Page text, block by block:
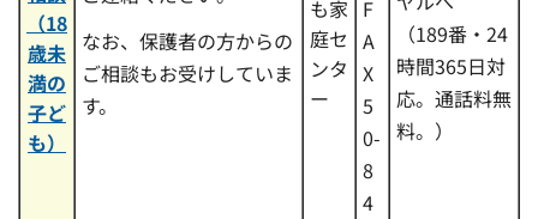
（18
歳未
満の
子ど
も）
なお、保護者の方からの
ご相談もお受けしていま
す。
も家
庭セ
ンタ
ー
F
A
X
5
0-
8
4
（189番・24
時間365日対
応。通話料無
料。）